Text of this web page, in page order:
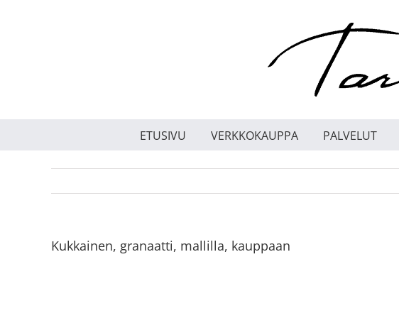
ETUSIVU VERKKOKAUPPA PALVELUT
Kukkainen, granaatti, mallilla, kauppaan